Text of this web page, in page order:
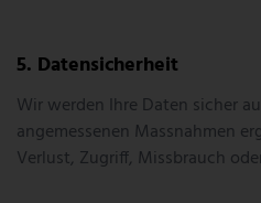
Datensicherheit
Wir werden Ihre Daten sicher
angemessenen Massnahmen
Verlust, Zugriff, Missbrauch